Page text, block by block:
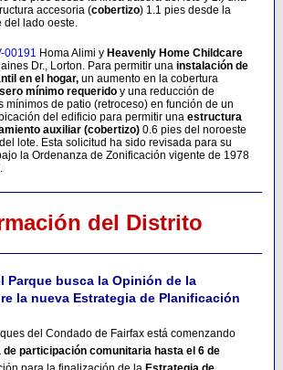
accesoria (cobertizo) 1.1 pies desde la
del lado oeste.
00191 Homa Alimi y Heavenly Home Childcare
Dr., Lorton. Para permitir una instalación de
en el hogar, un aumento en la cobertura
mínimo requerido y una reducción de
mínimos de patio (retroceso) en función de un
del edificio para permitir una estructura
auxiliar (cobertizo) 0.6 pies del noroeste
lote. Esta solicitud ha sido revisada para su
la Ordenanza de Zonificación vigente de 1978
del Distrito
Parque busca la Opinión de la
la nueva Estrategia de Planificación
del Condado de Fairfax está comenzando
de participación comunitaria hasta el 6 de